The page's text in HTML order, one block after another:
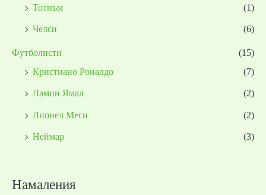
Тотнъм
(1)
Челси
(6)
Футболисти
(15)
Кристиано Роналдо
(7)
Ламин Ямал
(2)
Лионел Меси
(2)
Неймар
(3)
Намаления